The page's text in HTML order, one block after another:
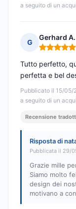
a seguito di un
G
Gerhard A.
Nota: 5 su 5
Pubblicato il 15/05/
a seguito di un
Tutto perfetto,
perfetta e bel
Recensione
Risposta di
Pubblicata il 29/
Grazie mille
Siamo molto
design dei
motivano a